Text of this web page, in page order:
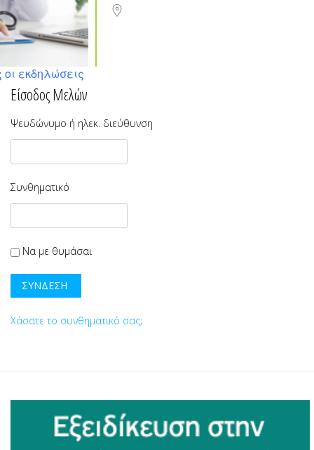
εκδηλώσεις
Είσοδος Μελών
Ψευδώνυμο ή ηλεκ. διεύθυνση
Συνθηματικό
Να με θυμάσαι
Χάσατε το συνθηματικό σας;